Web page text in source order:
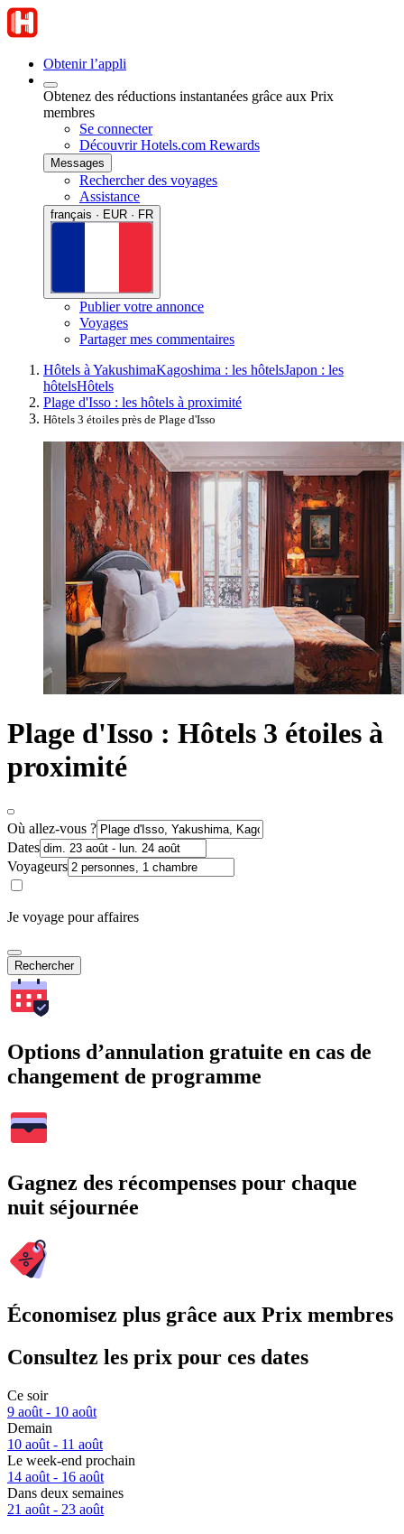
Obtenir l’appli
Obtenez des réductions instantanées grâce aux Prix
membres
Se connecter
Découvrir Hotels.com Rewards
Messages
Rechercher des voyages
Assistance
français · EUR · FR
Publier votre annonce
Voyages
Partager mes commentaires
Hôtels à YakushimaKagoshima : les hôtelsJapon : les
hôtelsHôtels
Plage d'Isso : les hôtels à proximité
Hôtels 3 étoiles près de Plage d'Isso
Plage d'Isso : Hôtels 3 étoiles à
proximité
Où allez-vous ?
Dates
Voyageurs
Je voyage pour affaires
Rechercher
Options d’annulation gratuite en cas de
changement de programme
Gagnez des récompenses pour chaque
nuit séjournée
Économisez plus grâce aux Prix membres
Consultez les prix pour ces dates
Ce soir
9 août - 10 août
Demain
10 août - 11 août
Le week-end prochain
14 août - 16 août
Dans deux semaines
21 août - 23 août